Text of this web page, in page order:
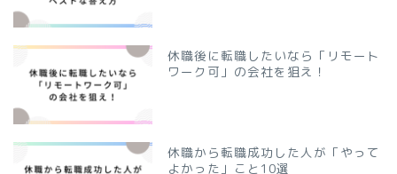
休職後に転職したいなら「リモート
ワーク可」の会社を狙え！
休職から転職成功した人が「やって
よかった」こと10選